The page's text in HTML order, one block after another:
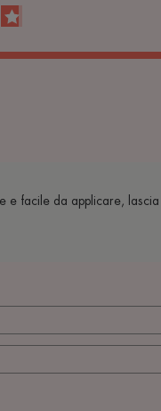
facile da applicare, lascia